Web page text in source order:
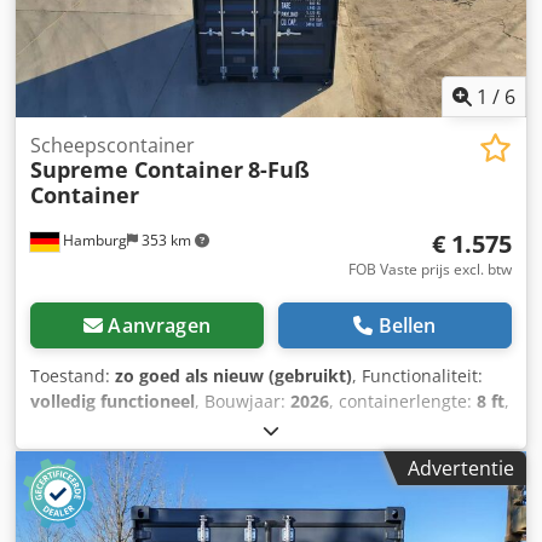
1 / 6
Hamburg 353 km
Scheepscontainer
Supreme Container8-Fuß
Container
€ 1.575
FOB Vaste prijs excl. btw
Aanvragen Bellen
Toestand: zo goed als nieuw (gebruikt), Functionaliteit:
volledig functioneel, Bouwjaar: 2026, containerlengte: 8 ft,
🔥 8-voets container – Ruimtebesparend, Veilig & Direct
inzetbaar! 🔥 Bent u op zoek naar een compacte en
betrouwbare opslagoplossing? Deze 8-voets container is de
perfecte keuze – ideaal voor bouwplaatsen, tuin, hobby of
zakelijk gebruik. ✅ Uw voordelen in één oogopslag:
Advertentie